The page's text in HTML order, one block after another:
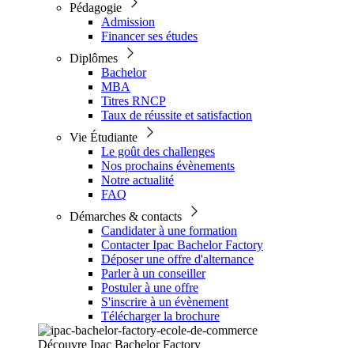
Pédagogie
Admission
Financer ses études
Diplômes
Bachelor
MBA
Titres RNCP
Taux de réussite et satisfaction
Vie Étudiante
Le goût des challenges
Nos prochains évènements
Notre actualité
FAQ
Démarches & contacts
Candidater à une formation
Contacter Ipac Bachelor Factory
Déposer une offre d'alternance
Parler à un conseiller
Postuler à une offre
S'inscrire à un évènement
Télécharger la brochure
Découvre Ipac Bachelor Factory